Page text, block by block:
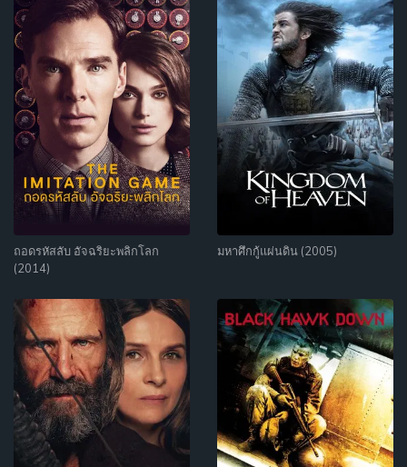
ถอดรหัสลับ อัจฉริยะพลิกโลก
(2014)
มหาศึกกู้แผ่นดิน (2005)